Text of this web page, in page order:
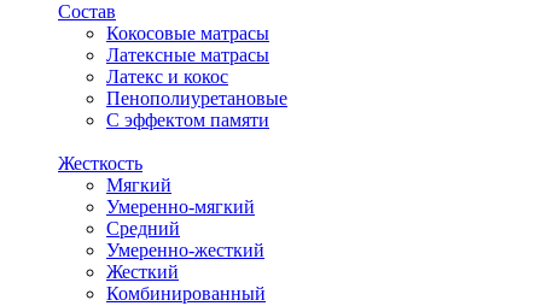
Состав
Кокосовые матрасы
Латексные матрасы
Латекс и кокос
Пенополиуретановые
С эффектом памяти
Жесткость
Мягкий
Умеренно-мягкий
Средний
Умеренно-жесткий
Жесткий
Комбинированный